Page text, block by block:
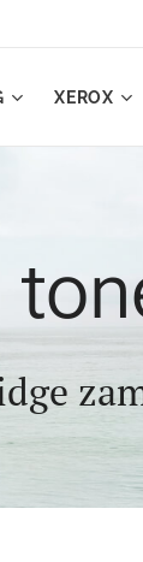
XEROX